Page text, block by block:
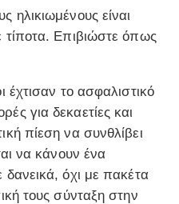
είναι
Επιβιώστε όπως
έχτισαν το ασφαλιστικό
για δεκαετίες και
πίεση να συνθλίβει
να κάνουν ένα
όχι με πακέτα
τους σύνταξη στην